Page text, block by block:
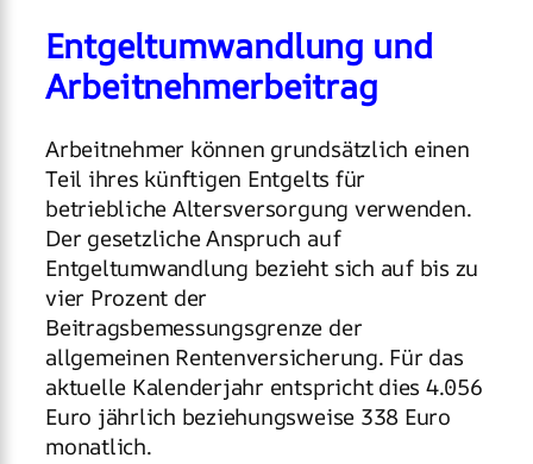
Entgeltumwandlung und
Arbeitnehmerbeitrag
Arbeitnehmer können grundsätzlich einen
Teil ihres künftigen Entgelts für
betriebliche Altersversorgung verwenden.
Der gesetzliche Anspruch auf
Entgeltumwandlung bezieht sich auf bis zu
vier Prozent der
Beitragsbemessungsgrenze der
allgemeinen Rentenversicherung. Für das
aktuelle Kalenderjahr entspricht dies 4.056
Euro jährlich beziehungsweise 338 Euro
monatlich.